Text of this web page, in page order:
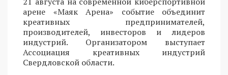
арене «Маяк Арена» событие объединит
креативных предпринимателей,
производителей, инвесторов и лидеров
индустрий. Организатором выступает
Ассоциация креативных индустрий
Свердловской области.